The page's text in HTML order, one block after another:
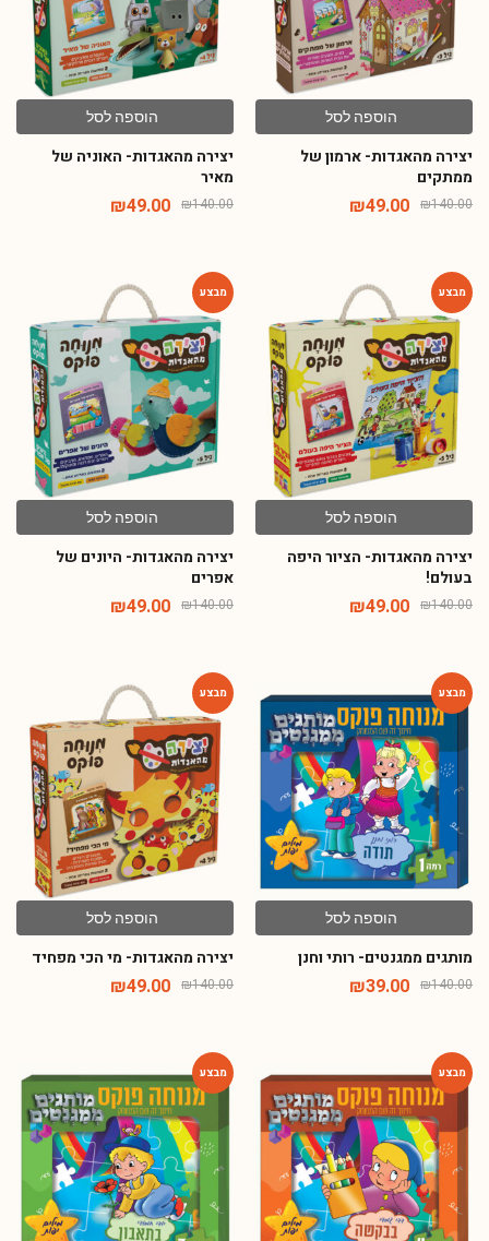
הוספה לסל
יצירה מהאגדות- ארמון של
ממתקים
₪140.00
₪49.00
הוספה לסל
יצירה מהאגדות- האוניה של
מאיר
₪140.00
₪49.00
הוספה לסל
יצירה מהאגדות- הציור היפה
בעולם!
₪140.00
₪49.00
הוספה לסל
יצירה מהאגדות- היונים של
אפרים
₪140.00
₪49.00
הוספה לסל
מותגים ממגנטים- רותי וחנן
₪140.00
₪39.00
הוספה לסל
יצירה מהאגדות- מי הכי מפחיד
₪140.00
₪49.00